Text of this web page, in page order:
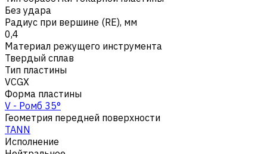
Без удара
Радиус при вершине (RE), мм
0,4
Материал режущего инструмента
Твердый сплав
Тип пластины
VCGX
Форма пластины
V - Ромб 35°
Геометрия передней поверхности
TANN
Исполнение